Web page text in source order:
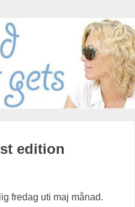
edition
fredag uti maj månad.